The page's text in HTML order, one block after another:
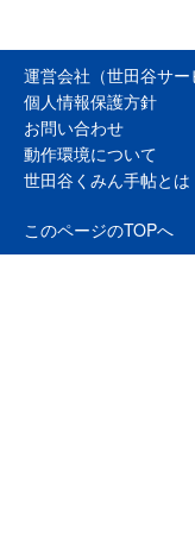
運営会社（世田谷サー
個人情報保護方針
お問い合わせ
動作環境について
世田谷くみん手帖とは
このページのTOPへ